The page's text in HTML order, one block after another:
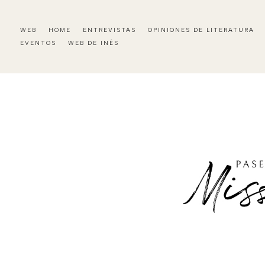
WEB HOME ENTREVISTAS
OPINIONES DE LITERATURA
EVENTOS
WEB DE INÉS